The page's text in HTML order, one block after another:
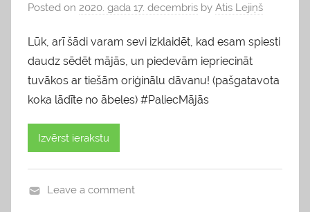
Posted on 2020. gada 17. decembris by Atis Lejiņš
Lūk, arī šādi varam sevi izklaidēt, kad esam spiesti
daudz sēdēt mājās, un piedevām iepriecināt
tuvākos ar tiešām oriģinālu dāvanu! (pašgatavota
koka lādīte no ābeles) #PaliecMājās
Izvērst ierakstu
Leave a comment